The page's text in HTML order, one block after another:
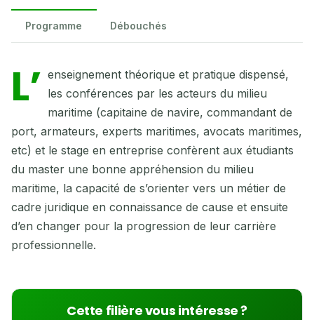
Programme Débouchés
L’ enseignement théorique et pratique dispensé,
les conférences par les acteurs du milieu
maritime (capitaine de navire, commandant de
port, armateurs, experts maritimes, avocats maritimes,
etc) et le stage en entreprise confèrent aux étudiants
du master une bonne appréhension du milieu
maritime, la capacité de s’orienter vers un métier de
cadre juridique en connaissance de cause et ensuite
d’en changer pour la progression de leur carrière
professionnelle.
Cette filière vous intéresse ?